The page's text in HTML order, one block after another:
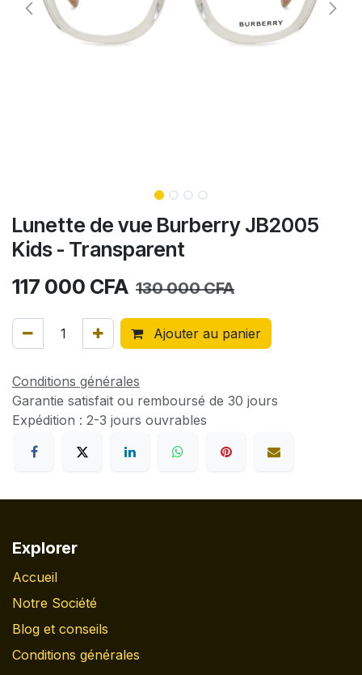
Lunette de vue Burberry JB2005
Kids - Transparent
117 000 CFA 130 000CFA
Ajouter au panier
Conditions générales
Garantie satisfait ou remboursé de 30 jours
Expédition : 2-3 jours ouvrables
Explorer
Accueil
Notre Société
Blog et conseils
Conditions générales